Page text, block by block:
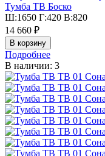
Тумба ТВ Боско
Ш:1650 Г:420 В:820
14 660 ₽
Подробнее
В наличии: 3